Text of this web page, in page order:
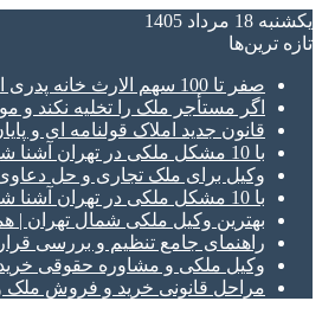
یکشنبه 18 مرداد 1405
تازه‌ ترین‌ها
صفر تا 100 سهم الارث خانه پدری از تقسیم ارث تا فروش و افراز ملک ورثه ای
اگر مستأجر ملک را تخلیه نکند و
قانون جدید املاک قولنامه ای و
با 10 مشکل ملکی در تهران آشنا شوید | راه حل‌ها کدامند؟
وکیل برای ملک تجاری و حل
با 10 مشکل ملکی در تهران آشنا شوید | راه حل‌ها کدامند؟
بهترین وکیل ملکی شمال تهران |
راهنمای جامع تنظیم و بررسی
وکیل ملکی و مشاوره حقوقی
مراحل قانونی خرید و فروش